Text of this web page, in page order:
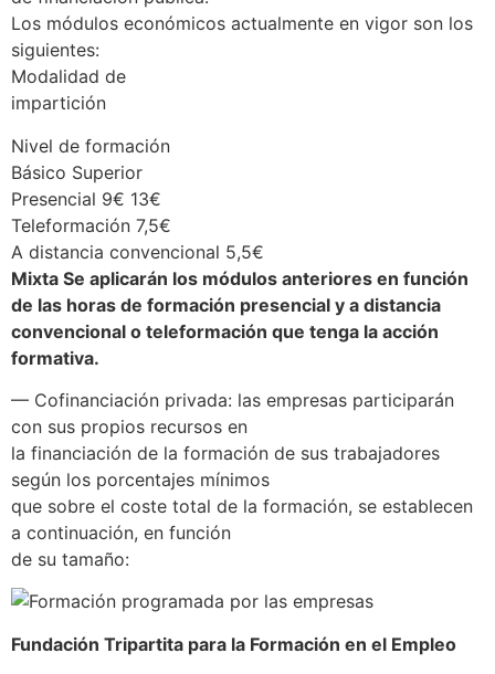
Los módulos económicos actualmente en vigor son los
siguientes:
Modalidad de
impartición
Nivel de formación
Básico Superior
Presencial 9€ 13€
Teleformación 7,5€
A distancia convencional 5,5€
Mixta Se aplicarán los módulos anteriores en función
de las horas de formación presencial y a distancia
convencional o teleformación que tenga la acción
formativa.
— Cofinanciación privada: las empresas participarán
con sus propios recursos en
la financiación de la formación de sus trabajadores
según los porcentajes mínimos
que sobre el coste total de la formación, se establecen
a continuación, en función
de su tamaño:
Fundación Tripartita para la Formación en el Empleo